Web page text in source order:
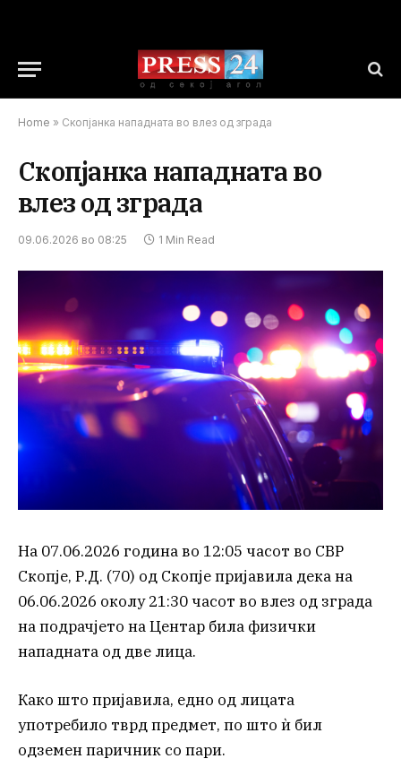
Home » Скопјанка нападната во влез од зграда
Скопјанка нападната во
влез од зграда
09.06.2026 во 08:25 1 Min Read
На 07.06.2026 година во 12:05 часот во СВР
Скопје, Р.Д. (70) од Скопје пријавила дека на
06.06.2026 околу 21:30 часот во влез од зграда
на подрачјето на Центар била физички
нападната од две лица.
Како што пријавила, едно од лицата
употребило тврд предмет, по што ѝ бил
одземен паричник со пари.